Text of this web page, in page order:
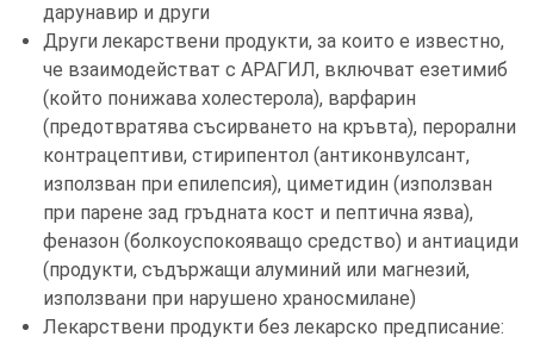
дарунавир и други
Други лекарствени продукти, за които е известно,
че взаимодействат с АРАГИЛ, включват езетимиб
(който понижава холестерола), варфарин
(предотвратява съсирването на кръвта), перорални
контрацептиви, стирипентол (антиконвулсант,
използван при епилепсия), циметидин (използван
при парене зад гръдната кост и пептична язва),
феназон (болкоуспокояващо средство) и антиациди
(продукти, съдържащи алуминий или магнезий,
използвани при нарушено храносмилане)
Лекарствени продукти без лекарско предписание: